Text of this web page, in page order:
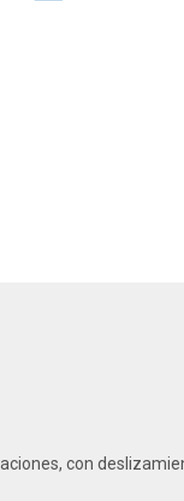
con